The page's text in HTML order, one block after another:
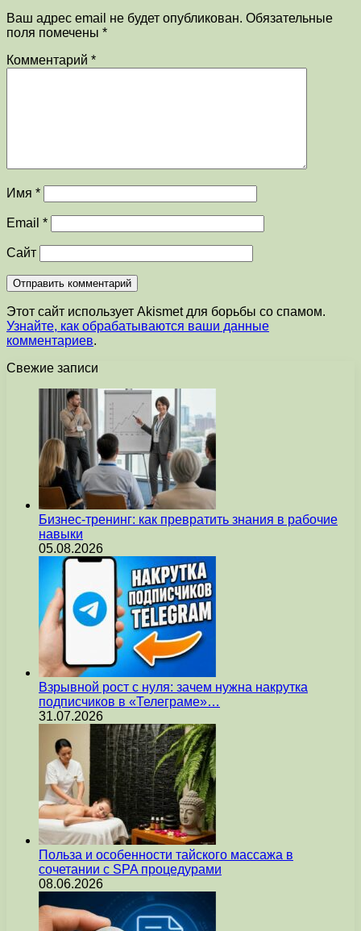
Ваш адрес email не будет опубликован. Обязательные
поля помечены *
Комментарий *
Имя *
Email *
Сайт
Этот сайт использует Akismet для борьбы со спамом.
Узнайте, как обрабатываются ваши данные
комментариев.
Свежие записи
Бизнес-тренинг: как превратить знания в рабочие
навыки
05.08.2026
Взрывной рост с нуля: зачем нужна накрутка
подписчиков в «Телеграме»…
31.07.2026
Польза и особенности тайского массажа в
сочетании с SPA процедурами
08.06.2026